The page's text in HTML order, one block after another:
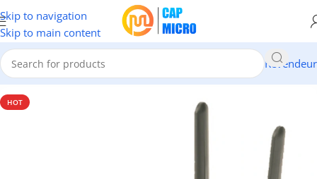
Skip to navigation
Skip to main content
Revendeur
Accueil/RESEAUX/Clés Wifi & Bluetooth
HOT